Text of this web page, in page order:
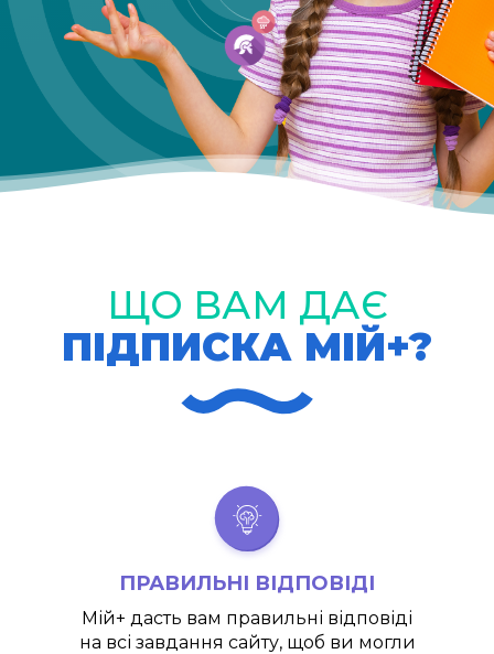
ЩО ВАМ ДАЄ
ПІДПИСКА МІЙ+?
ПРАВИЛЬНІ ВІДПОВІДІ
Мій+ дасть вам правильні відповіді
на всі завдання сайту, щоб ви могли